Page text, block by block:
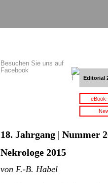
Besuchen Sie uns auf
Facebook
Editorial
18. Jahrgang | Nummer
Nekrologe 2015
von F.-B. Habel